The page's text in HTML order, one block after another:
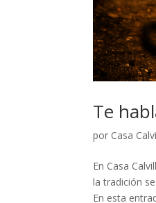
Te
por Casa
En Casa
la tradición
En esta